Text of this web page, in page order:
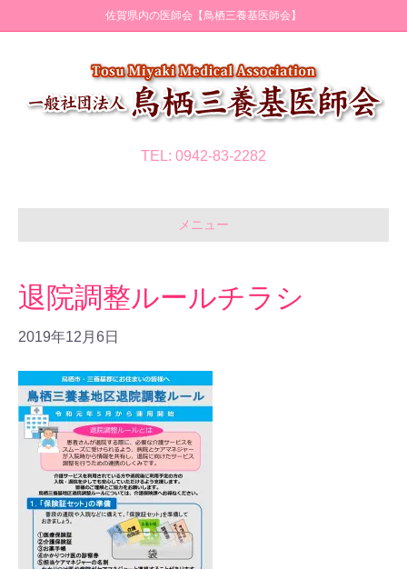
佐賀県内の医師会【鳥栖三養基医師会】
TEL: 0942-83-2282
メニュー
退院調整ルールチラシ
2019年12月6日